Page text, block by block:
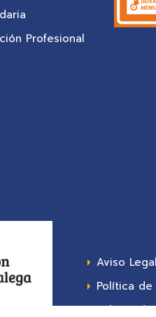
Profesional
Aviso Legal
Política de
Política